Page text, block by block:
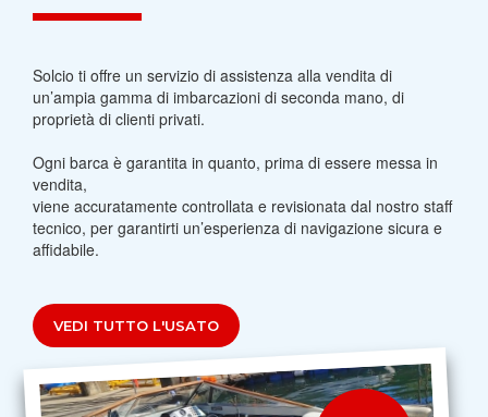
Solcio ti offre un servizio di assistenza alla vendita di
un’ampia gamma di imbarcazioni di seconda mano, di
proprietà di clienti privati.
Ogni barca è garantita in quanto, prima di essere messa in
vendita,
viene accuratamente controllata e revisionata dal nostro staff
tecnico, per garantirti un’esperienza di navigazione sicura e
affidabile.